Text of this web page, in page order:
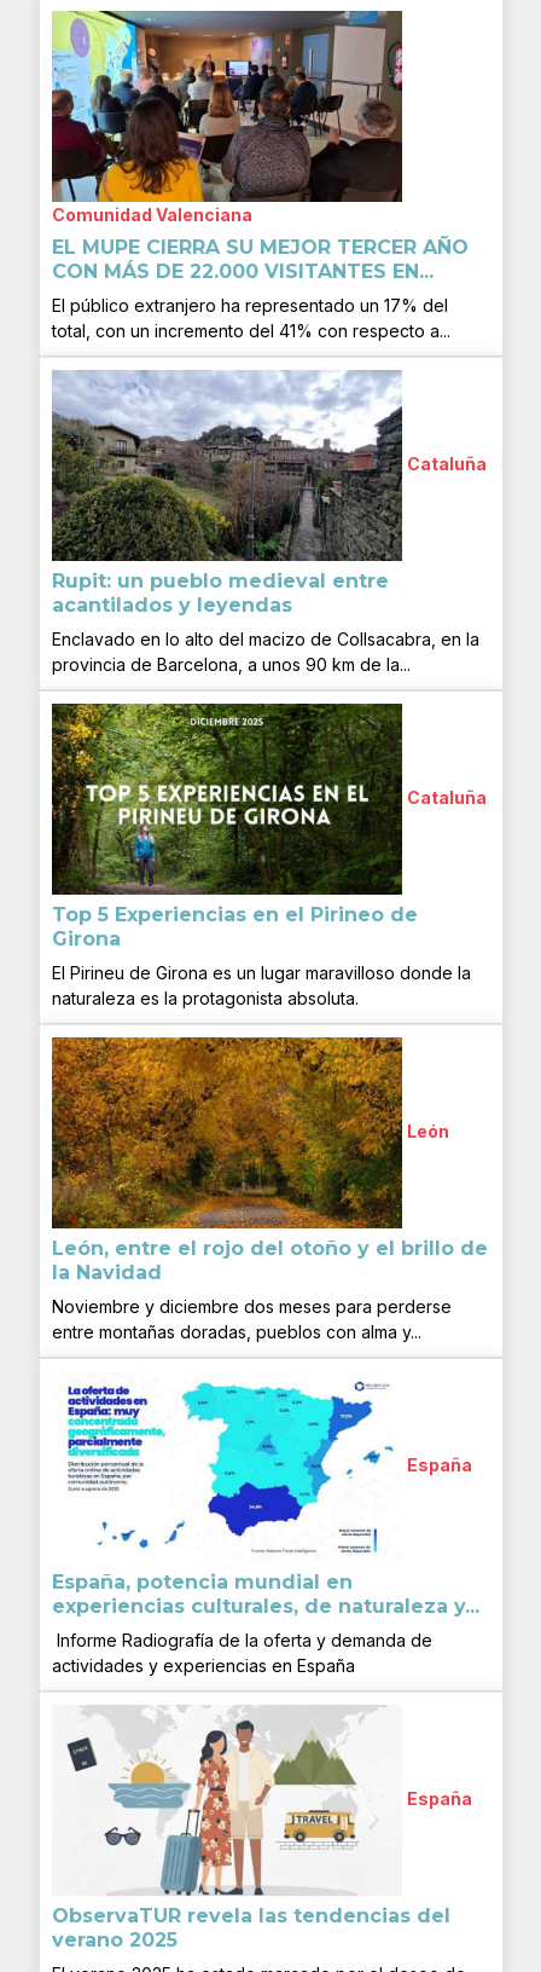
Comunidad Valenciana
EL MUPE CIERRA SU MEJOR TERCER AÑO
CON MÁS DE 22.000 VISITANTES EN...
El público extranjero ha representado un 17% del
total, con un incremento del 41% con respecto a...
Cataluña
Rupit: un pueblo medieval entre
acantilados y leyendas
Enclavado en lo alto del macizo de Collsacabra, en la
provincia de Barcelona, a unos 90 km de la...
Cataluña
Top 5 Experiencias en el Pirineo de
Girona
El Pirineu de Girona es un lugar maravilloso donde la
naturaleza es la protagonista absoluta.
León
León, entre el rojo del otoño y el brillo de
la Navidad
Noviembre y diciembre dos meses para perderse
entre montañas doradas, pueblos con alma y...
España
España, potencia mundial en
experiencias culturales, de naturaleza y...
Informe Radiografía de la oferta y demanda de
actividades y experiencias en España
España
ObservaTUR revela las tendencias del
verano 2025